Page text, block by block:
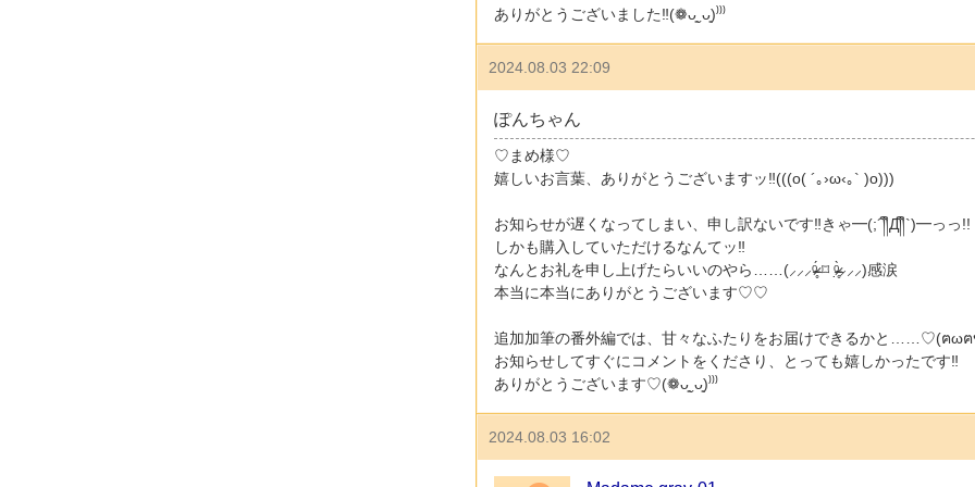
ありがとうございました‼︎(❁ᴗ͈ˬᴗ͈)⁾⁾⁾
2024.08.03 22:09
ぽんちゃん
♡まめ様♡
嬉しいお言葉、ありがとうございますッ‼︎(((o( ´｡›ω‹｡` )o)))
お知らせが遅くなってしまい、申し訳ないです‼︎きゃ━(;´༎ຶД༎ຶ`)━っっ!!
しかも購入していただけるなんてッ‼︎
なんとお礼を申し上げたらいいのやら……(⸝⸝⸝ᵒ̴̶̷̥́ ⌑ ᵒ̴̶̷̣̥̀⸝⸝⸝)感涙
本当に本当にありがとうございます♡♡
追加加筆の番外編では、甘々なふたりをお届けできるかと……♡(ฅω
お知らせしてすぐにコメントをくださり、とっても嬉しかったです‼︎
ありがとうございます♡(❁ᴗ͈ˬᴗ͈)⁾⁾⁾
2024.08.03 16:02